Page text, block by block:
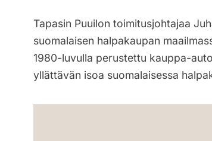
Tapasin Puuilon toimitusjohtajaa
suomalaisen halpakaupan
1980-luvulla perustettu kauppa-
yllättävän isoa suomalaisessa